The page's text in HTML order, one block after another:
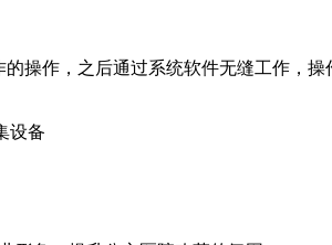
作，之后通过系统软件无缝工作，操